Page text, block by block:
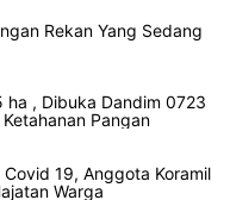
Rekan Yang Sedang
ha , Dibuka Dandim 0723
Pangan
19, Anggota Koramil
Warga